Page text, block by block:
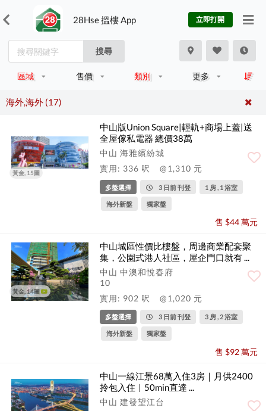
28Hse 搵樓 App 立即打開
搜尋
區域 售價 類別 更多
海外,海外 (17)
黃金, 15圖
中山版Union Square|輕軌+商場上蓋|送
全屋傢私電器 總價38萬
中山 海雅繽紛城
實用: 336 呎
@1,310 元
多盤選擇 3 日前 刊登 1 房 , 1 浴室
海外新盤 獨家盤
售 $44 萬元
黃金, 14圖
中山城區性價比樓盤，周邊商業配套聚
集，公園式港人社區，屋企門口就有 ...
中山 中澳和悅春府
10
實用: 902 呎
@1,020 元
多盤選擇 3 日前 刊登 3 房 , 2 浴室
海外新盤 獨家盤
售 $92 萬元
中山一線江景68萬入住3房｜月供2400
拎包入住｜50min直達 ...
中山 建發望江台